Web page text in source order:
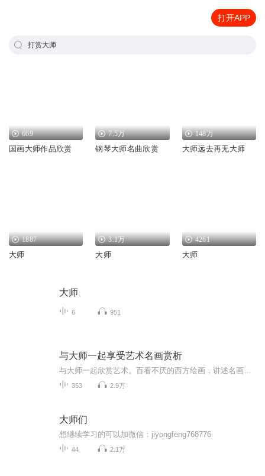
打开APP
打赏大师
669
国画大师作品欣赏
7.5万
钢琴大师名曲欣赏
148万
大师远去再无大师
1887
大师
3.1万
大师
4261
大师
大师
6 951
与大师一起享受艺术名画赏析
353 2.9万
大师们
想继续学习的可以加微信：jiyongfeng768776
44 2.1万